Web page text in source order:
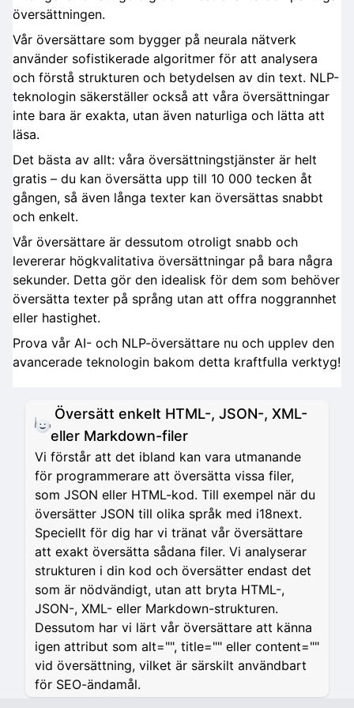
översättningen.
Vår översättare som bygger på neurala nätverk
använder sofistikerade algoritmer för att analysera
och förstå strukturen och betydelsen av din text. NLP-
teknologin säkerställer också att våra översättningar
inte bara är exakta, utan även naturliga och lätta att
läsa.
Det bästa av allt: våra översättningstjänster är helt
gratis – du kan översätta upp till 10 000 tecken åt
gången, så även långa texter kan översättas snabbt
och enkelt.
Vår översättare är dessutom otroligt snabb och
levererar högkvalitativa översättningar på bara några
sekunder. Detta gör den idealisk för dem som behöver
översätta texter på språng utan att offra noggrannhet
eller hastighet.
Prova vår AI- och NLP-översättare nu och upplev den
avancerade teknologin bakom detta kraftfulla verktyg!
Översätt enkelt HTML-, JSON-, XML-
eller Markdown-filer
Vi förstår att det ibland kan vara utmanande
för programmerare att översätta vissa filer,
som JSON eller HTML-kod. Till exempel när du
översätter JSON till olika språk med i18next.
Speciellt för dig har vi tränat vår översättare
att exakt översätta sådana filer. Vi analyserar
strukturen i din kod och översätter endast det
som är nödvändigt, utan att bryta HTML-,
JSON-, XML- eller Markdown-strukturen.
Dessutom har vi lärt vår översättare att känna
igen attribut som alt="", title="" eller content=""
vid översättning, vilket är särskilt användbart
för SEO-ändamål.